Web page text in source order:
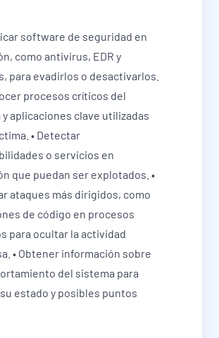
software de seguridad en
como antivirus, EDR y
para evadirlos o desactivarlos.
procesos críticos del
aplicaciones clave utilizadas
• Detectar
o servicios en
que puedan ser explotados. •
ataques más dirigidos, como
de código en procesos
para ocultar la actividad
• Obtener información sobre
del sistema para
estado y posibles puntos